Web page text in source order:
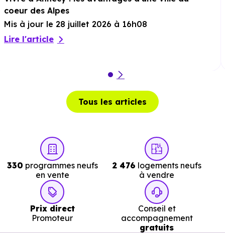
pied.
coeur des Alpes
Mis à jour le 28 juillet 2026 à 16h08
Lire l'article
Tous les articles
330 programmes neufs
en vente
2 476 logements neufs
à vendre
Prix direct
Promoteur
Conseil et
accompagnement
gratuits